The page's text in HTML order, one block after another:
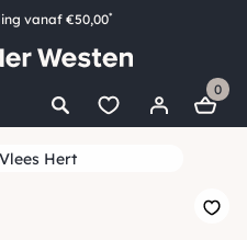
vanaf €50,00*
later met Klarna
op voorraad
0